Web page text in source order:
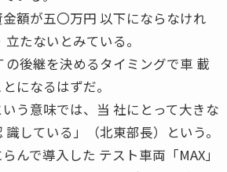
金額が五〇万円 以下にならなけれ
たないとみている。
の後継を決めるタイミングで車 載
になるはずだ。
う意味では、当 社にとって大きな
している」（北東部長）という。
んで導入した テスト車両「MAX」